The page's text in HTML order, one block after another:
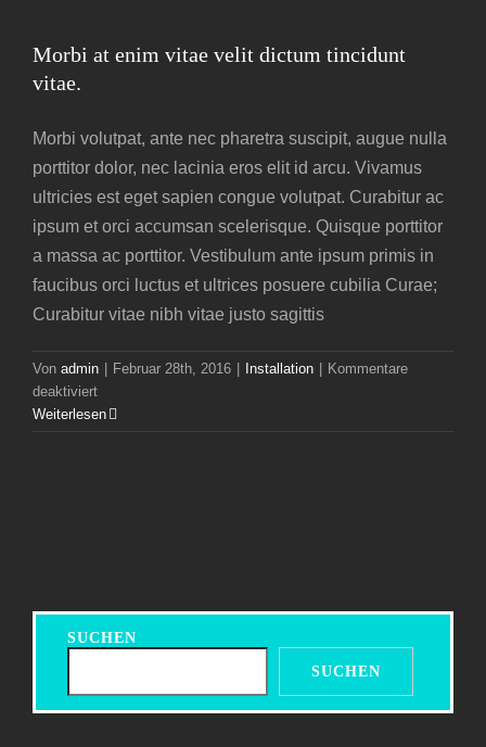
velit
Morbi at enim vitae velit dictum tincidunt
vitae.
Morbi volutpat, ante nec pharetra suscipit, augue nulla
porttitor dolor, nec lacinia eros elit id arcu. Vivamus
ultricies est eget sapien congue volutpat. Curabitur ac
ipsum et orci accumsan scelerisque. Quisque porttitor
a massa ac porttitor. Vestibulum ante ipsum primis in
faucibus orci luctus et ultrices posuere cubilia Curae;
Curabitur vitae nibh vitae justo sagittis
Von admin | Februar 28th, 2016 | Installation | Kommentare
deaktiviertfür
Morbi
Weiterlesen
SUCHEN
SUCHEN